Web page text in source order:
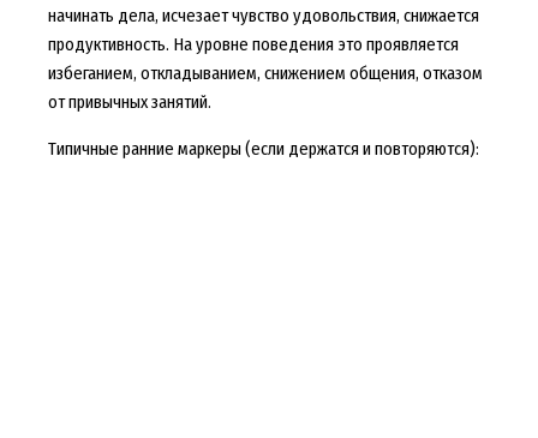
начинать дела, исчезает чувство удовольствия, снижается
продуктивность. На уровне поведения это проявляется
избеганием, откладыванием, снижением общения, отказом
от привычных занятий.
Типичные ранние маркеры (если держатся и повторяются):